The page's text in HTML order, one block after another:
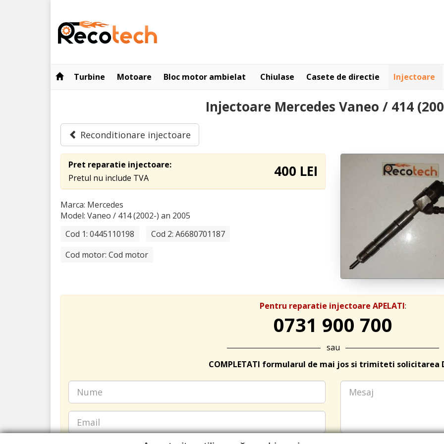
Turbine Motoare Bloc motor ambielat Chiulase Casete de directie Injectoare
Injectoare Mercedes Vaneo / 414
Reconditionare injectoare
Pret reparatie injectoare:
Pretul nu include TVA
400 LEI
Marca: Mercedes
Model: Vaneo / 414 (2002-) an 2005
Cod 1: 0445110198
Cod 2: A6680701187
Cod motor: Cod motor
Pentru reparatie injectoare APELATI:
0731 900 700
sau
COMPLETATI formularul de mai jos si trimiteti solicitarea